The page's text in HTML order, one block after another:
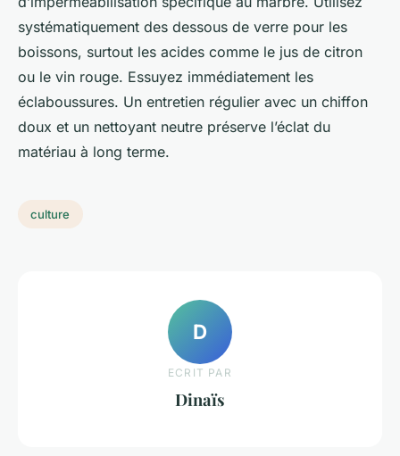
systématiquement des dessous de verre pour les
boissons, surtout les acides comme le jus de citron
ou le vin rouge. Essuyez immédiatement les
éclaboussures. Un entretien régulier avec un chiffon
doux et un nettoyant neutre préserve l’éclat du
matériau à long terme.
culture
D
ECRIT PAR
Dinaïs